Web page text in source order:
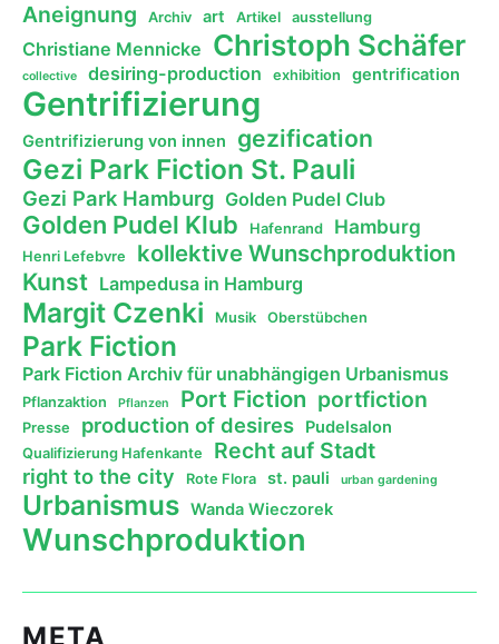
Aneignung Archiv art Artikel ausstellung
Christiane Mennicke Christoph Schäfer
collective desiring-production exhibition gentrification
Gentrifizierung
Gentrifizierung von innen gezification
Gezi Park Fiction St. Pauli
Gezi Park Hamburg Golden Pudel Club
Golden Pudel Klub Hafenrand Hamburg
Henri Lefebvre kollektive Wunschproduktion
Kunst Lampedusa in Hamburg
Margit Czenki Musik Oberstübchen
Park Fiction
Park Fiction Archiv für unabhängigen Urbanismus
Pflanzaktion Pflanzen Port Fiction portfiction
Presse production of desires Pudelsalon
Qualifizierung Hafenkante Recht auf Stadt
right to the city Rote Flora st. pauli urban gardening
Urbanismus Wanda Wieczorek
Wunschproduktion
META